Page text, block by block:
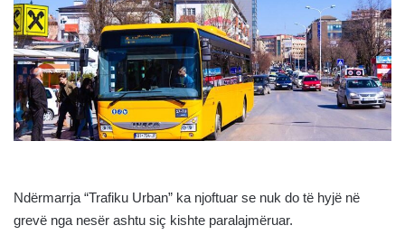
Ndërmarrja “Trafiku Urban” ka njoftuar se nuk do të hyjë në
grevë nga nesër ashtu siç kishte paralajmëruar.